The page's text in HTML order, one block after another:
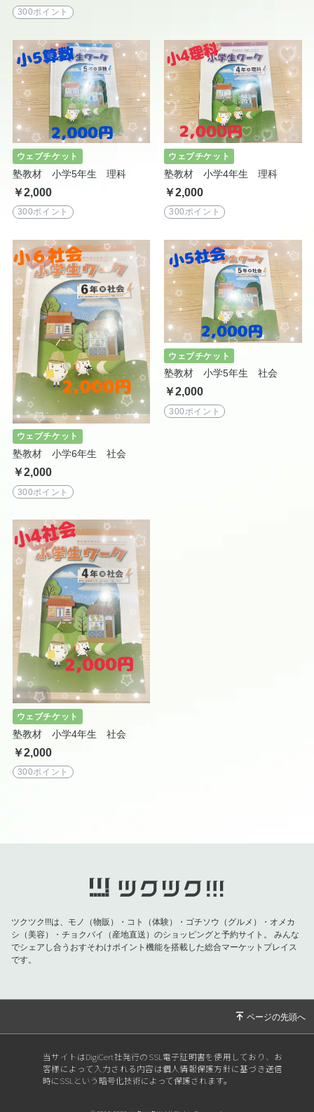
300ポイント
ウェブチケット
塾教材 小学5年生 理科
￥2,000
300ポイント
ウェブチケット
塾教材 小学4年生 理科
￥2,000
300ポイント
ウェブチケット
塾教材 小学6年生 社会
￥2,000
300ポイント
ウェブチケット
塾教材 小学5年生 社会
￥2,000
300ポイント
ウェブチケット
塾教材 小学4年生 社会
￥2,000
300ポイント
ツクツク!!!は、モノ（物販）・コト（体験）・ゴチソウ（グルメ）・オメカ
シ（美容）・チョクバイ（産地直送）のショッピングと予約サイト。
みんな
でシェアし合うおすそわけポイント機能を搭載した総合マーケットプレイス
です。
当サイトはDigiCert社発行のSSL電子証明書を使用しており、お
客様によって入力される内容は個人情報保護方針に基づき送信
時にSSLという暗号化技術によって保護されます。